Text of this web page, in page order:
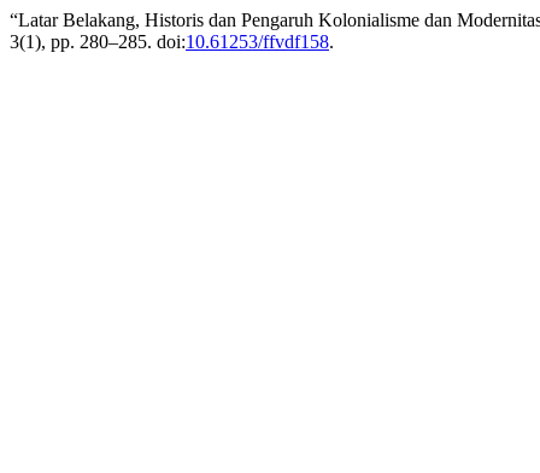
“Latar Belakang, Historis dan Pengaruh Kolonialisme dan
3(1), pp. 280–285. doi:10.61253/ffvdf158.